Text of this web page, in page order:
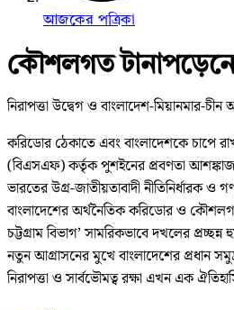
আজকের পত্রিকা
কৌশলগত
নিরাপত্তা উদ্বেগ ও বাংলাদেশ-মিয়ানমার-
করিডোর ঠেকাতে এবং বাংলাদেশকে চাপে
(বিএসএফ) কর্তৃক পুশইনের প্রবণতা
ভারতের উগ্র-জাতীয়তাবাদী নীতিনির্ধারক ও
বাংলাদেশের অর্থনৈতিক করিডোর ও
চট্টগ্রাম বিভাগ’ সামরিকভাবে দখলের
নতুন আগ্রাসনের মুখে বাংলাদেশের প্রধান
নিরাপত্তা ও সার্বভৌমত্ব রক্ষা এখন এক